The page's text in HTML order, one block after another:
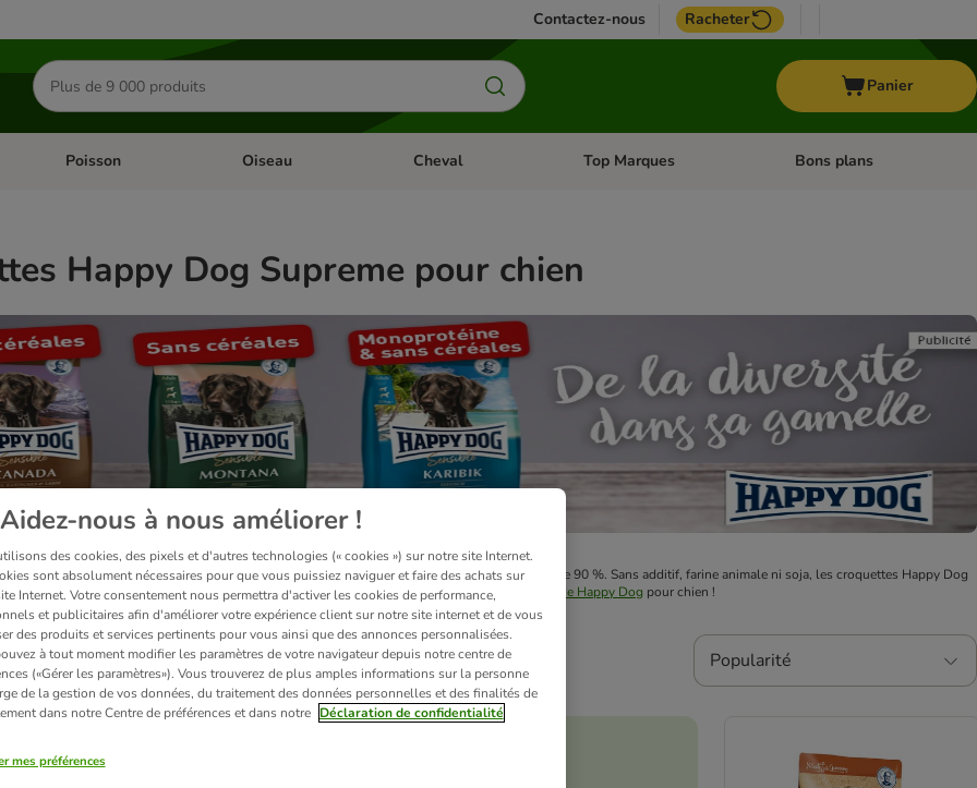
Contactez-nous Racheter
Rechercher
des
produits
Panier
Dérouler les catégories: Rongeur & Co
Poisson Dérouler les catégories: Poisson
Oiseau Dérouler les catégories: Oiseau
Cheval Dérouler les catégories: Cheval
Top Marques Dérouler les catégories: Top
Bons plans
Happy Dog Supreme pour chien
Dog Supreme renforcent le métabolisme de votre chien et présentent une digestibilité de plus de 90 %. Sans additif, farine animale ni soja, les croquettes Happy Dog
saines.Découvrez également lescroquettes Happy Dog NaturCroqet lanourriture humide Happy Dog pour chien !
141 Popularité
been changed
Aidez-nous à nous améliorer !
des cookies, des pixels et d'autres technologies (« cookies ») sur notre site Internet.
sont absolument nécessaires pour que vous puissiez naviguer et faire des achats sur
Internet. Votre consentement nous permettra d'activer les cookies de performance,
et publicitaires afin d'améliorer votre expérience client sur notre site internet et de vous
des produits et services pertinents pour vous ainsi que des annonces personnalisées.
à tout moment modifier les paramètres de votre navigateur depuis notre centre de
(«Gérer les paramètres»). Vous trouverez de plus amples informations sur la personne
de la gestion de vos données, du traitement des données personnelles et des finalités de
dans notre Centre de préférences et dans notre Déclaration de confidentialité
mes préférences